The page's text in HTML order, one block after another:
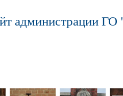
администрации ГО